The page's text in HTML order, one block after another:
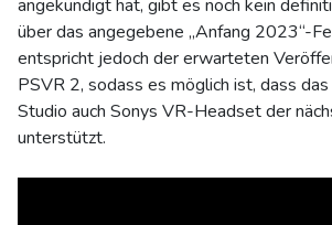
angekündigt hat, gibt es noch kein
über das angegebene „Anfang 2023“-
entspricht jedoch der erwarteten
PSVR 2, sodass es möglich ist, dass
Studio auch Sonys VR-Headset der
unterstützt.